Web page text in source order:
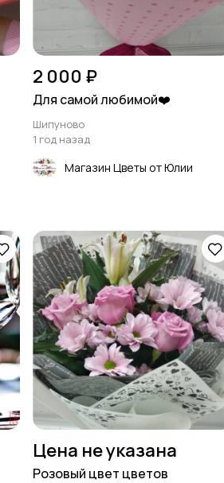
2 000 ₽
Для самой любимой❤️
Шипуново
1 год назад
Магазин Цветы от Юлии
Цена не указана
Розовый цвет цветов